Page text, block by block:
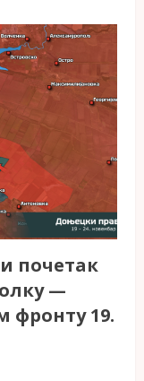
почетак
—
фронту 19.